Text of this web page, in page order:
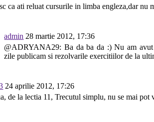
ca ati reluat cursurile in limba engleza,dar nu
admin 28 martie 2012, 17:36
@ADRYANA29: Ba da ba da :) Nu am avut
zile publicam si rezolvarile exercitiilor de la
24 aprilie 2012, 17:26
de la lectia 11, Trecutul simplu, nu se mai pot